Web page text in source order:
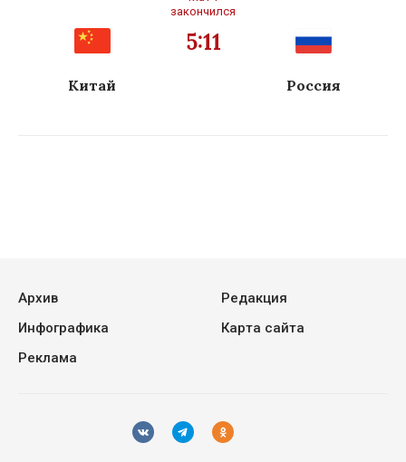
закончился
Китай
5:11
Россия
Архив
Редакция
Инфографика
Карта сайта
Реклама